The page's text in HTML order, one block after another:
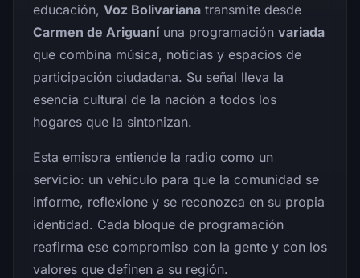
educación, Voz Bolivariana transmite desde
Carmen de Ariguaní una programación variada
que combina música, noticias y espacios de
participación ciudadana. Su señal lleva la
esencia cultural de la nación a todos los
hogares que la sintonizan.
Esta emisora entiende la radio como un
servicio: un vehículo para que la comunidad se
informe, reflexione y se reconozca en su propia
identidad. Cada bloque de programación
reafirma ese compromiso con la gente y con los
valores que definen a su región.